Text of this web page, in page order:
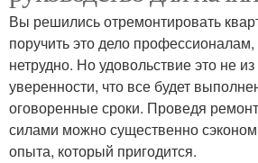
Вы решились отремонтировать
поручить это дело профессионалам,
нетрудно. Но удовольствие это не
уверенности, что все будет
оговоренные сроки. Проведя
силами можно существенно
опыта, который пригодится.